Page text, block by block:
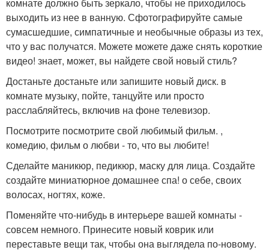
выходить из нее в ванную. Сфотографируйте самые
сумасшедшие, симпатичные и необычные образы из тех,
что у вас получатся. Можете можете даже снять короткие
видео! знает, может, вы найдете свой новый стиль?
Достаньте достаньте или запишите новый диск. в
комнате музыку, пойте, танцуйте или просто
расслабляйтесь, включив на фоне телевизор.
Посмотрите посмотрите свой любимый фильм. ,
комедию, фильм о любви - то, что вы любите!
Сделайте маникюр, педикюр, маску для лица. Создайте
создайте миниатюрное домашнее спа! о себе, своих
волосах, ногтях, коже.
Поменяйте что-нибудь в интерьере вашей комнаты -
совсем немного. Принесите новый коврик или
переставьте вещи так, чтобы она выглядела по-новому.